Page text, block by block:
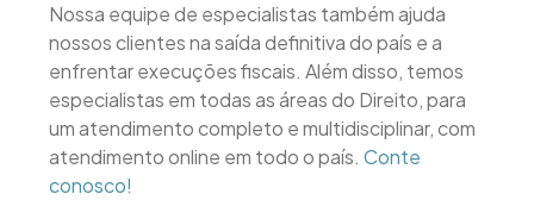
Nossa equipe de especialistas também ajuda
nossos clientes na saída definitiva do país e a
enfrentar execuções fiscais. Além disso, temos
especialistas em todas as áreas do Direito, para
um atendimento completo e multidisciplinar, com
atendimento online em todo o país. Conte
conosco!